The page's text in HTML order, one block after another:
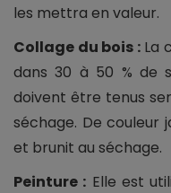
les mettra en valeur.
Collage du bois :La
dans 30 à 50 % de
doivent être tenus
séchage. De couleur
et brunit au séchage.
Peinture : Elle est